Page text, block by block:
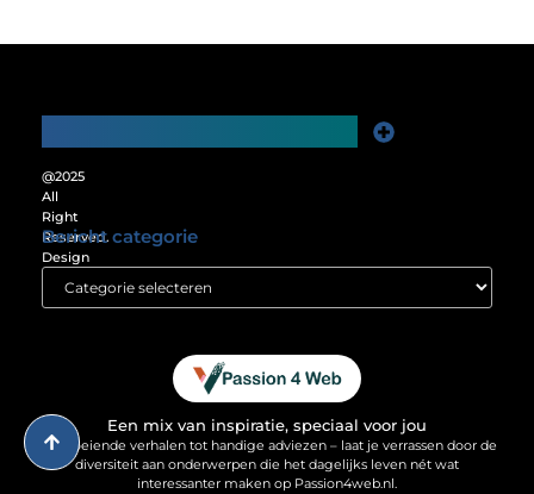
@2025
All
Right
Reserved.
Design
www.passion4web.nl.
Bericht categorie
Een mix van inspiratie, speciaal voor jou
Van boeiende verhalen tot handige adviezen – laat je verrassen door de
diversiteit aan onderwerpen die het dagelijks leven nét wat
interessanter maken op Passion4web.nl.